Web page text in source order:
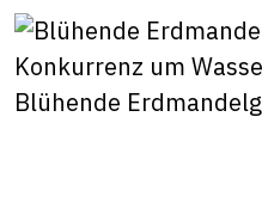
Blühende